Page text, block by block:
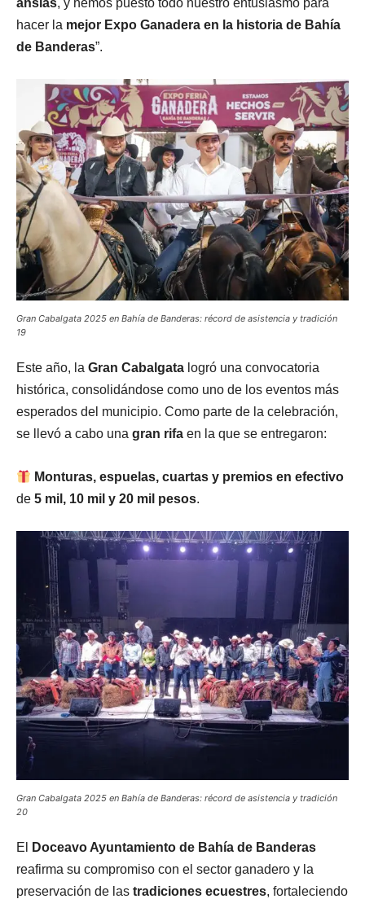
ansias, y hemos puesto todo nuestro entusiasmo para
hacer la mejor Expo Ganadera en la historia de Bahía
de Banderas”.
Gran Cabalgata 2025 en Bahía de Banderas: récord de asistencia y tradición
19
Este año, la Gran Cabalgata logró una convocatoria
histórica, consolidándose como uno de los eventos más
esperados del municipio. Como parte de la celebración,
se llevó a cabo una gran rifa en la que se entregaron:
Monturas, espuelas, cuartas y premios en efectivo
de 5 mil, 10 mil y 20 mil pesos.
Gran Cabalgata 2025 en Bahía de Banderas: récord de asistencia y tradición
20
El
Doceavo Ayuntamiento de Bahía de Banderas
reafirma su compromiso con el sector ganadero y la
preservación de las tradiciones ecuestres, fortaleciendo